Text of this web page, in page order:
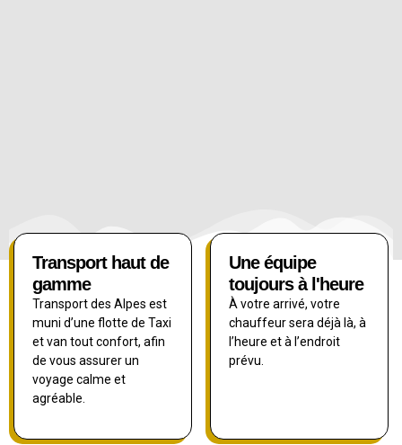
Transport haut de
gamme
Transport des Alpes est
muni d’une flotte de Taxi
et van tout confort, afin
de vous assurer un
voyage calme et
agréable.
Une équipe
toujours à l'heure
À votre arrivé, votre
chauffeur sera déjà là, à
l’heure et à l’endroit
prévu.